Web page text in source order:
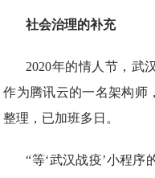
社会治理的补充
2020年的情人节，武
作为腾讯云的一名架构师
整理，已加班多日。
“等‘武汉战疫’小程序